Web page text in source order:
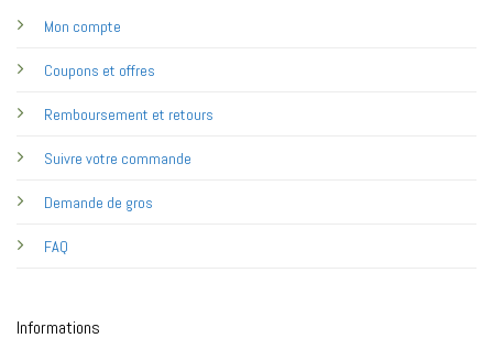
Mon compte
Coupons et offres
Remboursement et retours
Suivre votre commande
Demande de gros
FAQ
Informations